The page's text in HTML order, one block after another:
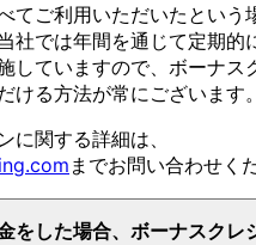
て ご利用いただいたと いう
社では年間を通じて定期的
していますので、 ボーナス
ける方法が常に ございます。
に関する詳細は、
までお問い合わせく
を した場合、 ボーナスクレ